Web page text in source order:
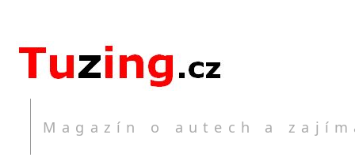
Magazín o autech a